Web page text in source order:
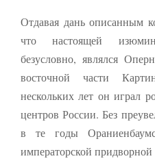
Отдавая дань описанным
что настоящей
безусловно, являлся
восточной части
нескольких лет он играл
цент­ров России. Без
в те годы
императорской придворной